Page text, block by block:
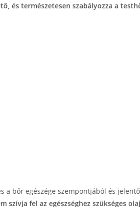
és természetesen szabályozza a
a bőr egészége szempontjából és
fel az egészséghez szükséges